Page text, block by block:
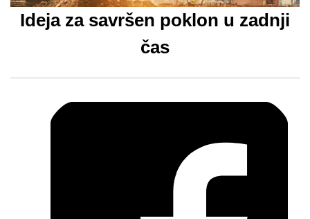
Ideja za savršen poklon u zadnji
čas